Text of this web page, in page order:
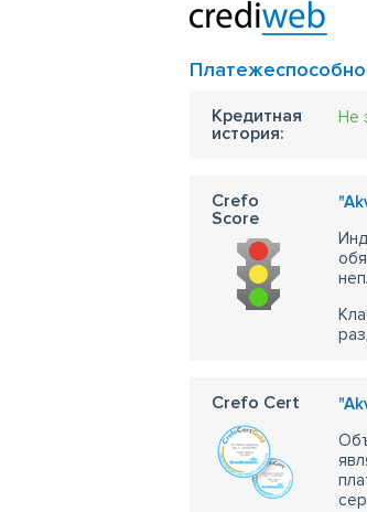
Кредитная
история:
Не
Crefo
Score
Crefo Cert